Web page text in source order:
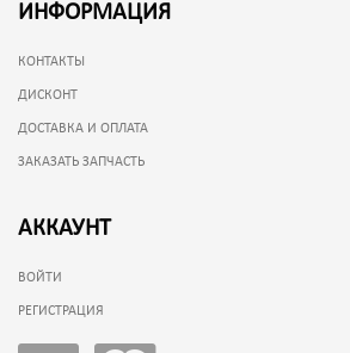
ИНФОРМАЦИЯ
КОНТАКТЫ
ДИСКОНТ
ДОСТАВКА И ОПЛАТА
ЗАКАЗАТЬ ЗАПЧАСТЬ
АККАУНТ
ВОЙТИ
РЕГИСТРАЦИЯ